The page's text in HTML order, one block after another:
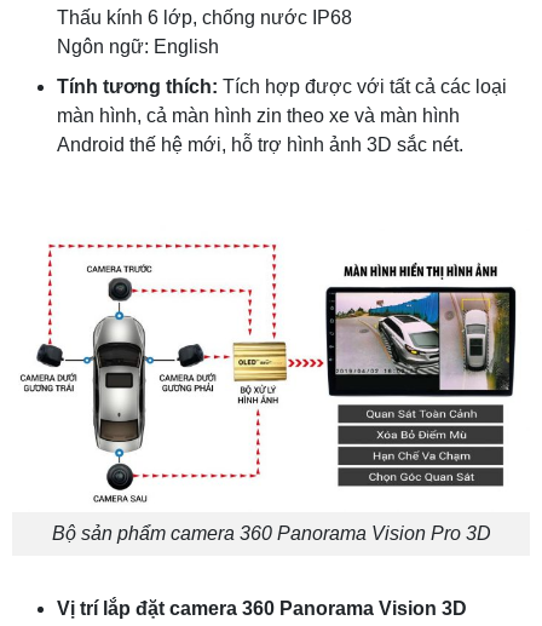
Thấu kính 6 lớp, chống nước IP68
Ngôn ngữ: English
Tính tương thích: Tích hợp được với tất cả các loại
màn hình, cả màn hình zin theo xe và màn hình
Android thế hệ mới, hỗ trợ hình ảnh 3D sắc nét.
Bộ sản phẩm camera 360 Panorama Vision Pro 3D
Vị trí lắp đặt camera 360 Panorama Vision 3D